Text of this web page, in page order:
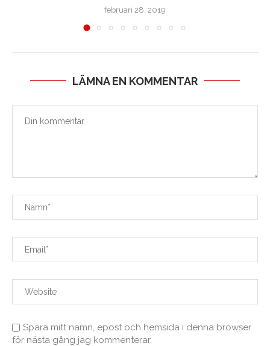
februari 28, 2019
LÄMNA EN KOMMENTAR
Spara mitt namn, epost och hemsida i denna browser
för nästa gång jag kommenterar.